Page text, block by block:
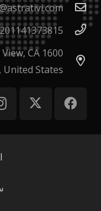
201141373815+
View, CA
United States